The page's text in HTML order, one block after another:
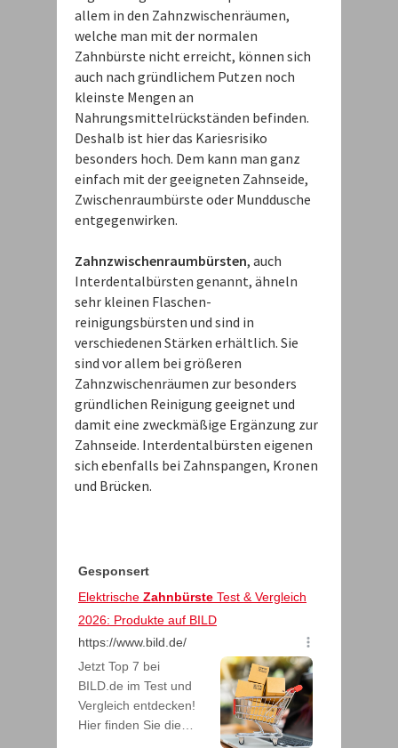
allem in den Zahnzwischenräumen,
welche man mit der normalen
Zahnbürste nicht erreicht, können sich
auch nach gründlichem Putzen noch
kleinste Mengen an
Nahrungsmittelrückständen befinden.
Deshalb ist hier das Kariesrisiko
besonders hoch. Dem kann man ganz
einfach mit der geeigneten Zahnseide,
Zwischenraumbürste oder Munddusche
entgegenwirken.
Zahnzwischenraumbürsten, auch
Interdentalbürsten genannt, ähneln
sehr kleinen Flaschen-
reinigungsbürsten und sind in
verschiedenen Stärken erhältlich. Sie
sind vor allem bei größeren
Zahnzwischenräumen zur besonders
gründlichen Reinigung geeignet und
damit eine zweckmäßige Ergänzung zur
Zahnseide. Interdentalbürsten eigenen
sich ebenfalls bei Zahnspangen, Kronen
und Brücken.